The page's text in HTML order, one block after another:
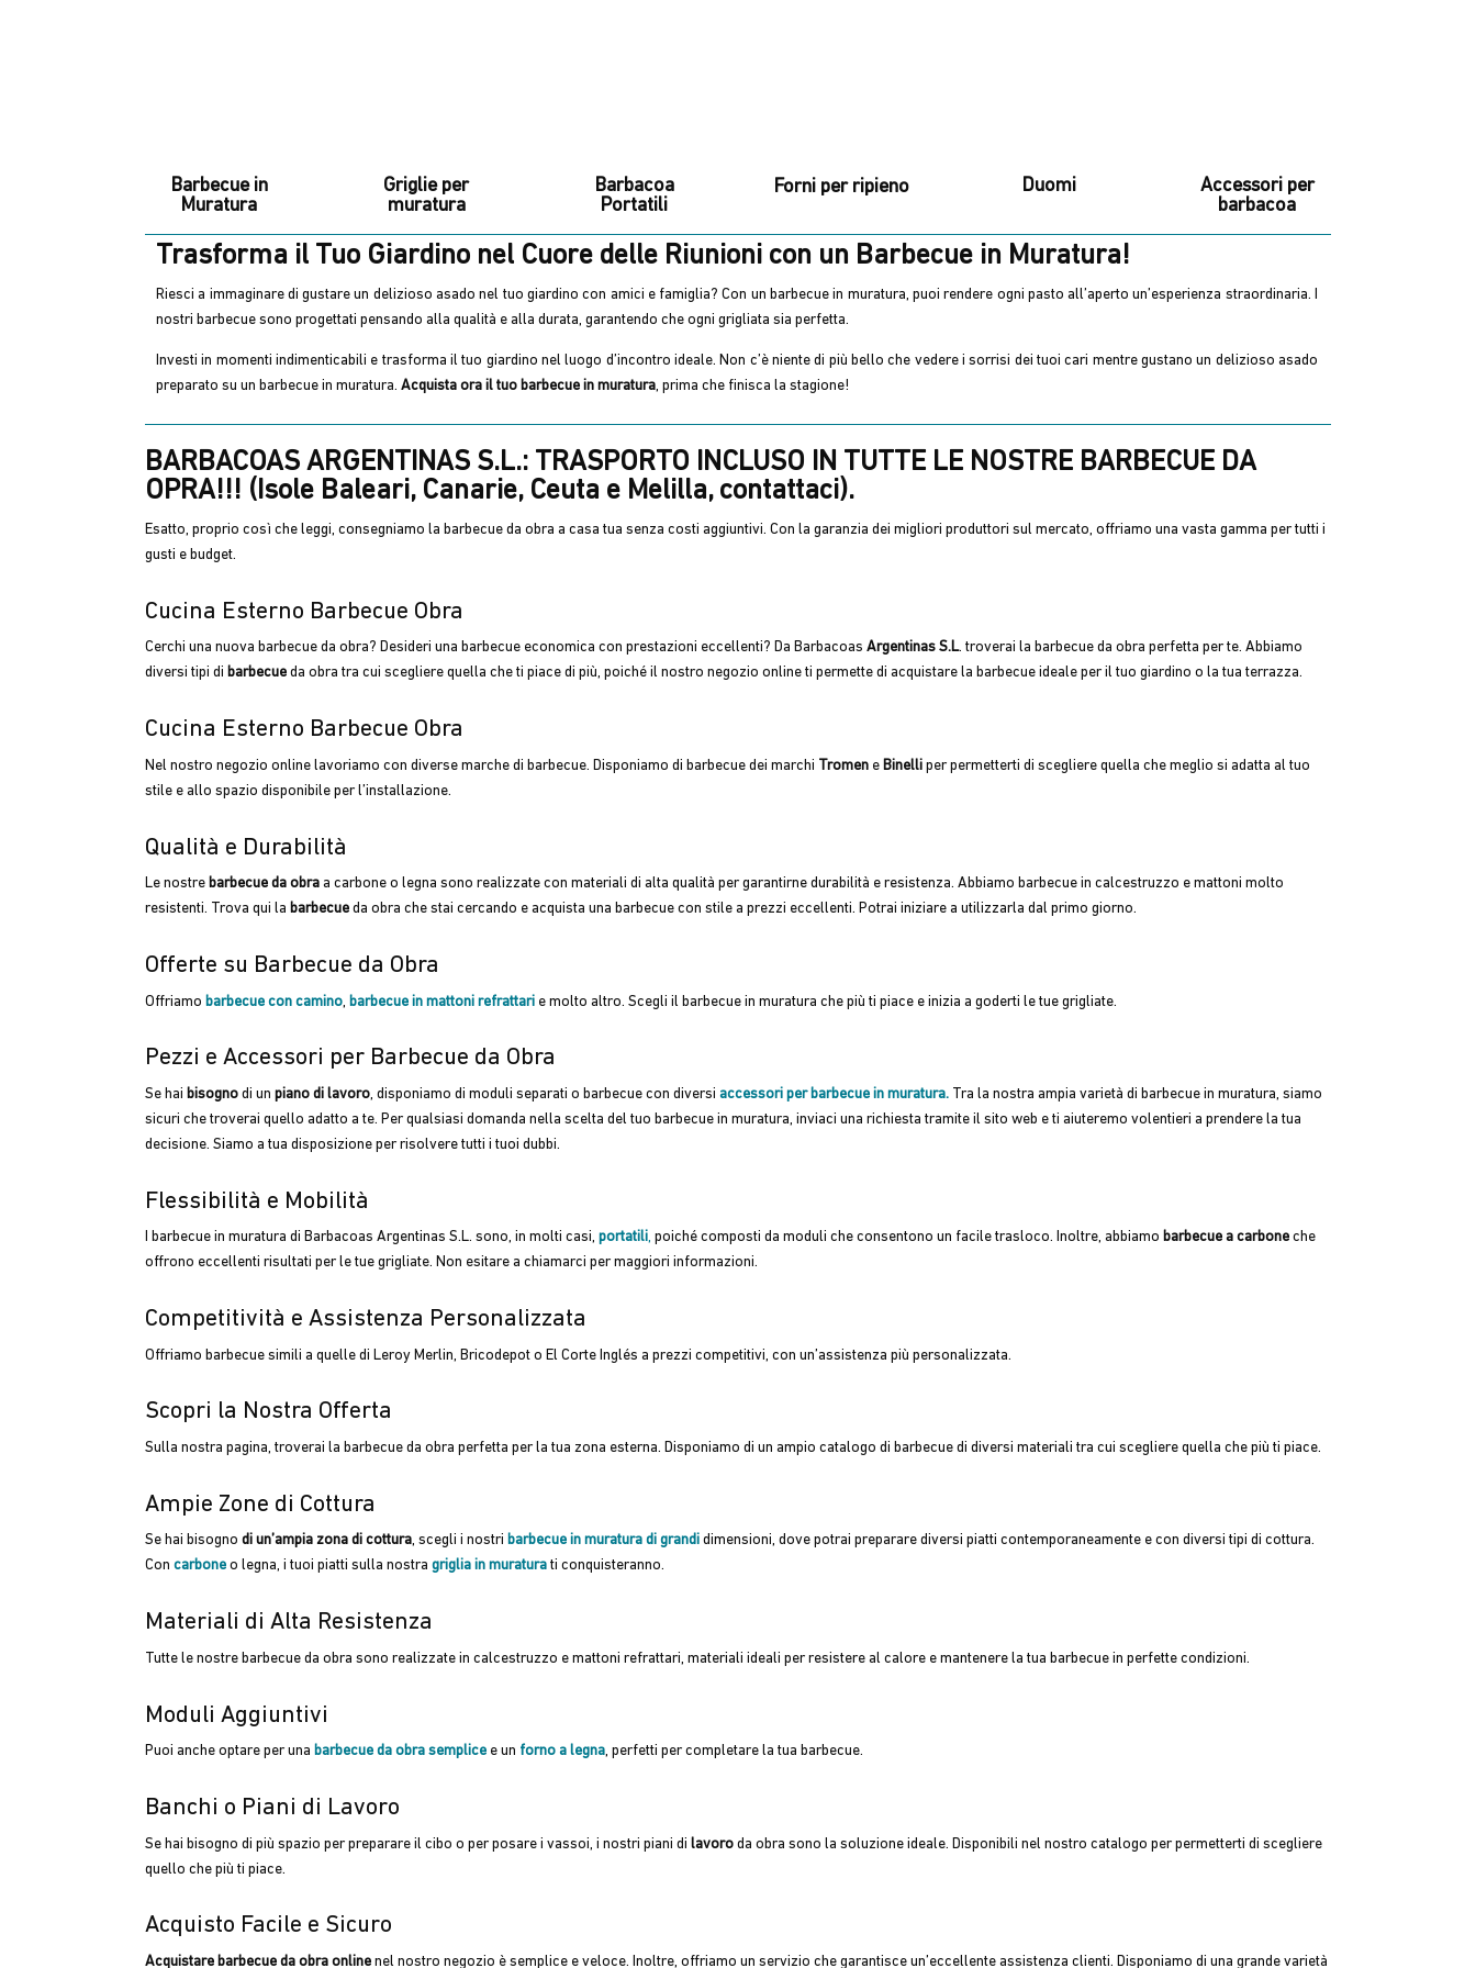
Barbecue in
Muratura
Griglie per
muratura
Barbacoa
Portatili
Forni per ripieno Duomi
Accessori per
barbacoa
Trasforma il Tuo Giardino nel Cuore delle Riunioni con un Barbecue in Muratura!
Riesci a immaginare di gustare un delizioso asado nel tuo giardino con amici e famiglia? Con un barbecue in muratura, puoi rendere ogni pasto all’aperto un’esperienza straordinaria. I
nostri barbecue sono progettati pensando alla qualità e alla durata, garantendo che ogni grigliata sia perfetta.
Investi in momenti indimenticabili e trasforma il tuo giardino nel luogo d’incontro ideale. Non c’è niente di più bello che vedere i sorrisi dei tuoi cari mentre gustano un delizioso asado
preparato su un barbecue in muratura. Acquista ora il tuo barbecue in muratura, prima che finisca la stagione!
BARBACOAS ARGENTINAS S.L.: TRASPORTO INCLUSO IN TUTTE LE NOSTRE BARBECUE DA
OPRA!!! (Isole Baleari, Canarie, Ceuta e Melilla, contattaci).
Esatto, proprio così che leggi, consegniamo la barbecue da obra a casa tua senza costi aggiuntivi. Con la garanzia dei migliori produttori sul mercato, offriamo una vasta gamma per tutti i
gusti e budget.
Cucina Esterno Barbecue Obra
Cerchi una nuova barbecue da obra? Desideri una barbecue economica con prestazioni eccellenti? Da Barbacoas Argentinas S.L. troverai la barbecue da obra perfetta per te. Abbiamo
diversi tipi di barbecue da obra tra cui scegliere quella che ti piace di più, poiché il nostro negozio online ti permette di acquistare la barbecue ideale per il tuo giardino o la tua terrazza.
Cucina Esterno Barbecue Obra
Nel nostro negozio online lavoriamo con diverse marche di barbecue. Disponiamo di barbecue dei marchi Tromen e Binelli per permetterti di scegliere quella che meglio si adatta al tuo
stile e allo spazio disponibile per l’installazione.
Qualità e Durabilità
Le nostre barbecue da obra a carbone o legna sono realizzate con materiali di alta qualità per garantirne durabilità e resistenza. Abbiamo barbecue in calcestruzzo e mattoni molto
resistenti. Trova qui la barbecue da obra che stai cercando e acquista una barbecue con stile a prezzi eccellenti. Potrai iniziare a utilizzarla dal primo giorno.
Offerte su Barbecue da Obra
Offriamo barbecue con camino, barbecue in mattoni refrattari e molto altro. Scegli il barbecue in muratura che più ti piace e inizia a goderti le tue grigliate.
Pezzi e Accessori per Barbecue da Obra
Se hai bisogno di un piano di lavoro, disponiamo di moduli separati o barbecue con diversi accessori per barbecue in muratura. Tra la nostra ampia varietà di barbecue in muratura, siamo
sicuri che troverai quello adatto a te. Per qualsiasi domanda nella scelta del tuo barbecue in muratura, inviaci una richiesta tramite il sito web e ti aiuteremo volentieri a prendere la tua
decisione. Siamo a tua disposizione per risolvere tutti i tuoi dubbi.
Flessibilità e Mobilità
I barbecue in muratura di Barbacoas Argentinas S.L. sono, in molti casi, portatili, poiché composti da moduli che consentono un facile trasloco. Inoltre, abbiamo barbecue a carbone che
offrono eccellenti risultati per le tue grigliate. Non esitare a chiamarci per maggiori informazioni.
Competitività e Assistenza Personalizzata
Offriamo barbecue simili a quelle di Leroy Merlin, Bricodepot o El Corte Inglés a prezzi competitivi, con un’assistenza più personalizzata.
Scopri la Nostra Offerta
Sulla nostra pagina, troverai la barbecue da obra perfetta per la tua zona esterna. Disponiamo di un ampio catalogo di barbecue di diversi materiali tra cui scegliere quella che più ti piace.
Ampie Zone di Cottura
Se hai bisogno di un’ampia zona di cottura, scegli i nostri barbecue in muratura di grandi dimensioni, dove potrai preparare diversi piatti contemporaneamente e con diversi tipi di cottura.
Con carbone o legna, i tuoi piatti sulla nostra griglia in muratura ti conquisteranno.
Materiali di Alta Resistenza
Tutte le nostre barbecue da obra sono realizzate in calcestruzzo e mattoni refrattari, materiali ideali per resistere al calore e mantenere la tua barbecue in perfette condizioni.
Moduli Aggiuntivi
Puoi anche optare per una barbecue da obra semplice e un forno a legna, perfetti per completare la tua barbecue.
Banchi o Piani di Lavoro
Se hai bisogno di più spazio per preparare il cibo o per posare i vassoi, i nostri piani di lavoro da obra sono la soluzione ideale. Disponibili nel nostro catalogo per permetterti di scegliere
quello che più ti piace.
Acquisto Facile e Sicuro
Acquistare barbecue da obra online nel nostro negozio è semplice e veloce. Inoltre, offriamo un servizio che garantisce un’eccellente assistenza clienti. Disponiamo di una grande varietà